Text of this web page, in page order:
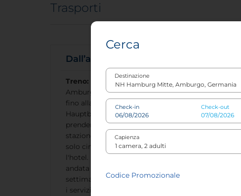
Trasporti
Dall’aeroporto
Treno: prendere la S1 dall'aeroporto di
Amburgo, con partenze ogni 10 minuti,
fino alla stazione "Hamburg
Hauptbahnhof". Quindi cambiare linea e
prendere la U2 (linea rossa) fino alla
stazione "Christuskirche". Da qui occorrono
solo cinque minuti a piedi per raggiungere
l'hotel. Si può scegliere tra biglietti di sola
andata (3,20 €), giornalieri (6,20 €) o
settimanali (27,70 €). La tariffa comprende
i servizi ferroviari e degli autobus di
Cerca
Destinazione
Check-in Check-out
Capienza
Codice Promozionale